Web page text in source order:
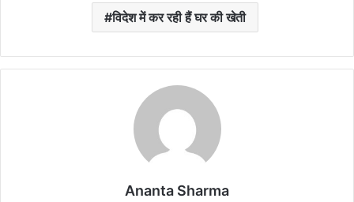
विदेश में कर रही हैं घर की खेती
Ananta Sharma